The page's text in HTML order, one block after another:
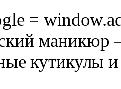
=
маникюр
кутикулы